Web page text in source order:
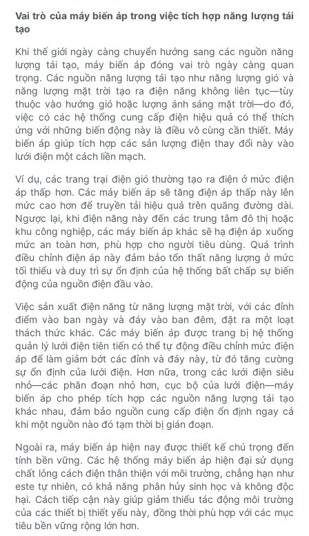
Vai trò của máy biến áp trong việc tích hợp năng lượng tái
tạo
Khi thế giới ngày càng chuyển hướng sang các nguồn năng
lượng tái tạo, máy biến áp đóng vai trò ngày càng quan
trọng. Các nguồn năng lượng tái tạo như năng lượng gió và
năng lượng mặt trời tạo ra điện năng không liên tục—tùy
thuộc vào hướng gió hoặc lượng ánh sáng mặt trời—do đó,
việc có các hệ thống cung cấp điện hiệu quả có thể thích
ứng với những biến động này là điều vô cùng cần thiết. Máy
biến áp giúp tích hợp các sản lượng điện thay đổi này vào
lưới điện một cách liền mạch.
Ví dụ, các trang trại điện gió thường tạo ra điện ở mức điện
áp thấp hơn. Các máy biến áp sẽ tăng điện áp thấp này lên
mức cao hơn để truyền tải hiệu quả trên quãng đường dài.
Ngược lại, khi điện năng này đến các trung tâm đô thị hoặc
khu công nghiệp, các máy biến áp khác sẽ hạ điện áp xuống
mức an toàn hơn, phù hợp cho người tiêu dùng. Quá trình
điều chỉnh điện áp này đảm bảo tổn thất năng lượng ở mức
tối thiểu và duy trì sự ổn định của hệ thống bất chấp sự biến
động của nguồn điện đầu vào.
Việc sản xuất điện năng từ năng lượng mặt trời, với các đỉnh
điểm vào ban ngày và đáy vào ban đêm, đặt ra một loạt
thách thức khác. Các máy biến áp được trang bị hệ thống
quản lý lưới điện tiên tiến có thể tự động điều chỉnh mức điện
áp để làm giảm bớt các đỉnh và đáy này, từ đó tăng cường
sự ổn định của lưới điện. Hơn nữa, trong các lưới điện siêu
nhỏ—các phân đoạn nhỏ hơn, cục bộ của lưới điện—máy
biến áp cho phép tích hợp các nguồn năng lượng tái tạo
khác nhau, đảm bảo nguồn cung cấp điện ổn định ngay cả
khi một nguồn nào đó tạm thời bị gián đoạn.
Ngoài ra, máy biến áp hiện nay được thiết kế chú trọng đến
tính bền vững. Các hệ thống máy biến áp hiện đại sử dụng
chất lỏng cách điện thân thiện với môi trường, chẳng hạn như
este tự nhiên, có khả năng phân hủy sinh học và không độc
hại. Cách tiếp cận này giúp giảm thiểu tác động môi trường
của các thiết bị thiết yếu này, đồng thời phù hợp với các mục
tiêu bền vững rộng lớn hơn.